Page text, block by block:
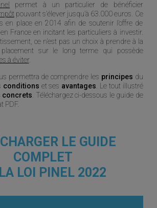
permet à un particulier de bénéficier
pouvant s’élever jusqu’à 63.000 euros. Ce
en place en 2014 afin de soutenir l’offre de
France en incitant les particuliers à investir.
ce n’est pas un choix à prendre à la
placement sur le long terme qui possède
à éviter.
permettra de comprendre les principes du
conditions et ses avantages . Le tout illustré
concrets . Téléchargez ci-dessous le guide de
PDF.
LE GUIDE
COMPLET
LOI PINEL 2022